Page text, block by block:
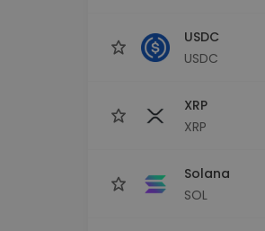
USDC
USDC
XRP
XRP
Solana
SOL